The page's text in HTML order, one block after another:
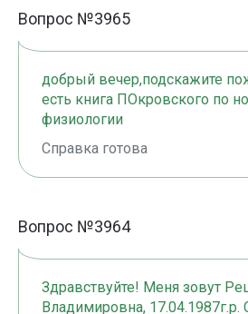
Вопрос №3965
добрый вечер,подскажите
есть книга ПОкровского по
физиологии
Справка готова
Вопрос №3964
Здравствуйте! Меня зовут
Владимировна, 17.04.1987г.р.